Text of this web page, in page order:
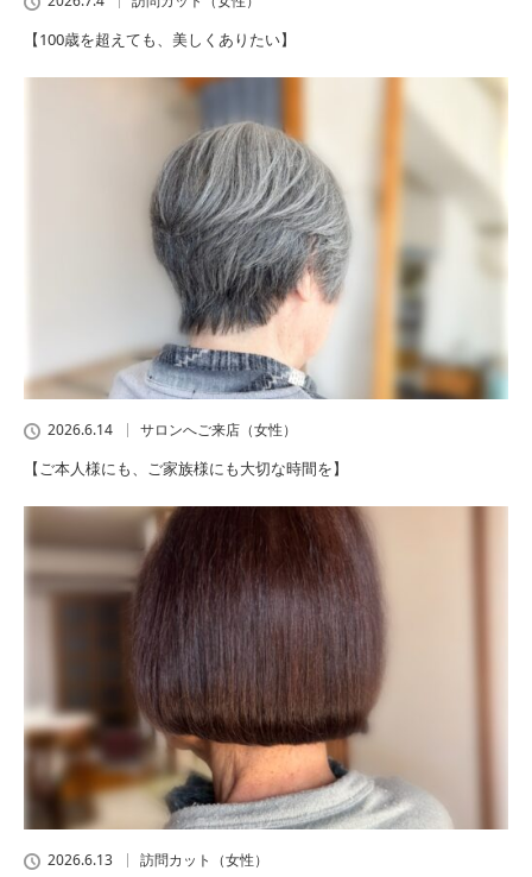
【100歳を超えても、美しくありたい】
2026.6.14 サロンへご来店（女性）
【ご本人様にも、ご家族様にも大切な時間を】
2026.6.13 訪問カット（女性）